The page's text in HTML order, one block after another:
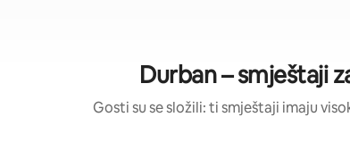
Durban – smještaji
Gosti su se složili: ti smještaji imaju